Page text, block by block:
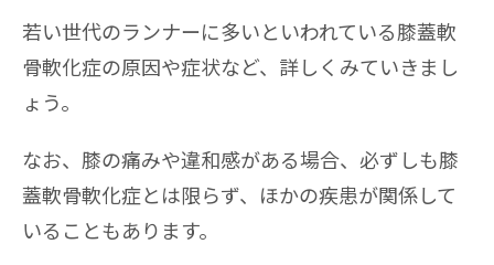
若い世代のランナーに多いといわれている膝蓋軟
骨軟化症の原因や症状など、詳しくみていきまし
ょう。
なお、膝の痛みや違和感がある場合、必ずしも膝
蓋軟骨軟化症とは限らず、ほかの疾患が関係して
いることもあります。